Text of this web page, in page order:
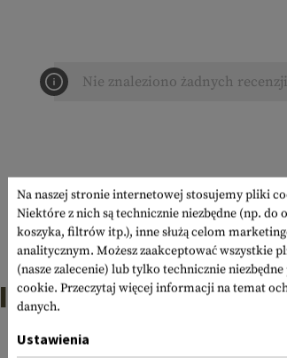
Nie znaleziono żadnych
INTERESUJĄCE
Na naszej stronie internetowej stosujemy pliki
Niektóre z nich są technicznie niezbędne (np. do
koszyka, filtrów itp.), inne służą celom
analitycznym. Możesz zaakceptować wszystkie
(nasze zalecenie) lub tylko technicznie
cookie. Przeczytaj więcej informacji na temat
danych.
Ustawienia